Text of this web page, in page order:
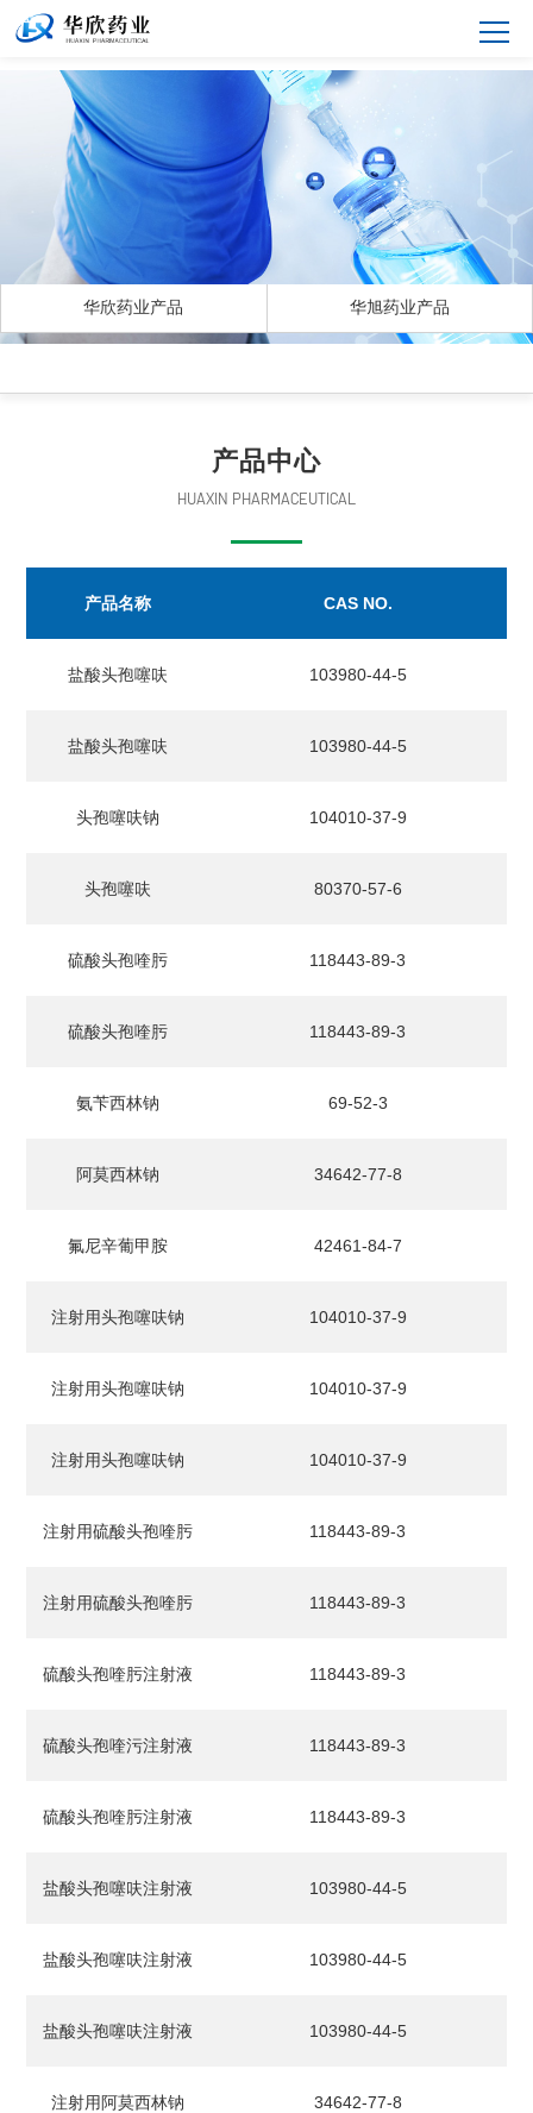
华欣药业产品 华旭药业产品
产品中心
HUAXIN PHARMACEUTICAL
产品名称 CAS NO.
盐酸头孢噻呋 103980-44-5
盐酸头孢噻呋 103980-44-5
头孢噻呋钠 104010-37-9
头孢噻呋 80370-57-6
硫酸头孢喹肟 118443-89-3
硫酸头孢喹肟 118443-89-3
氨苄西林钠 69-52-3
阿莫西林钠 34642-77-8
氟尼辛葡甲胺 42461-84-7
注射用头孢噻呋钠 104010-37-9
注射用头孢噻呋钠 104010-37-9
注射用头孢噻呋钠 104010-37-9
注射用硫酸头孢喹肟 118443-89-3
注射用硫酸头孢喹肟 118443-89-3
硫酸头孢喹肟注射液 118443-89-3
硫酸头孢喹污注射液 118443-89-3
硫酸头孢喹肟注射液 118443-89-3
盐酸头孢噻呋注射液 103980-44-5
盐酸头孢噻呋注射液 103980-44-5
盐酸头孢噻呋注射液 103980-44-5
注射用阿莫西林钠 34642-77-8